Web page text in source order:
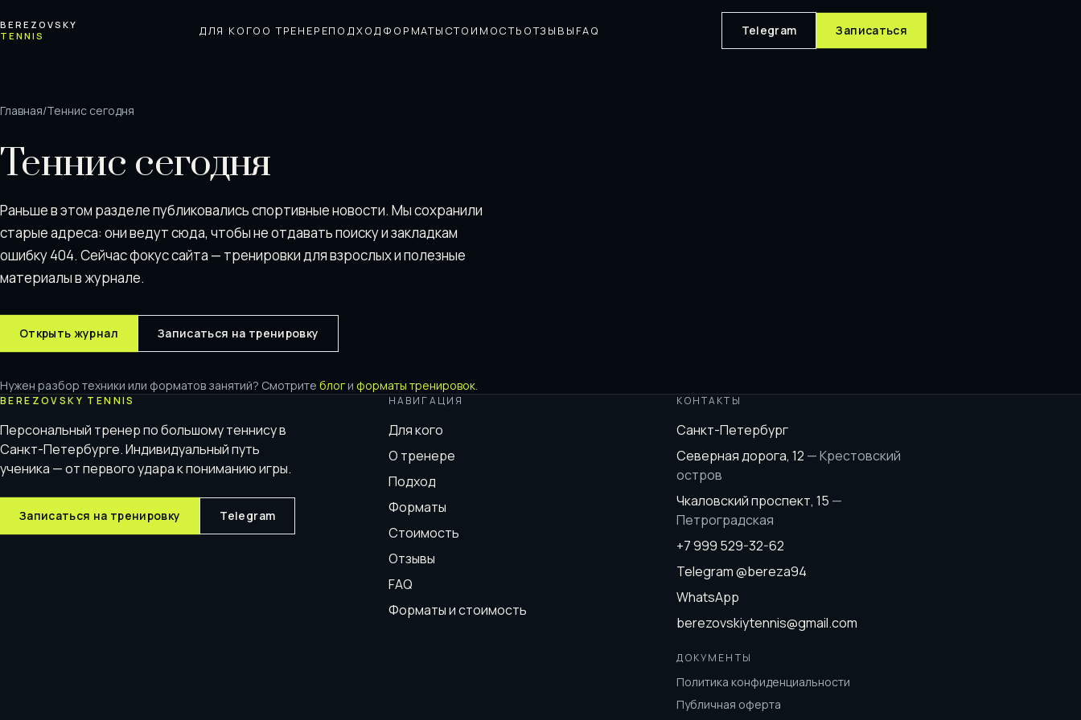
BEREZOVSKY
TENNIS
ДЛЯ КОГО О ТРЕНЕРЕПОДХОД ФОРМАТЫ СТОИМОСТЬ ОТЗЫВЫ FAQ Telegram Записаться
Главная/Теннис сегодня
Теннис сегодня
Раньше в этом разделе публиковались спортивные новости. Мы сохранили
старые адреса: они ведут сюда, чтобы не отдавать поискy и закладкам
ошибку 404. Сейчас фокус сайта — тренировки для взрослых и полезные
материалы в журнале.
Открыть журнал Записаться на тренировку
Нужен разбор техники или форматов занятий? Смотрите блог и форматы тренировок.
BEREZOVSKY TENNIS
Персональный тренер по большому теннису в
Санкт-Петербурге. Индивидуальный путь
ученика — от первого удара к пониманию игры.
Записаться на тренировку Telegram
НАВИГАЦИЯ
Для кого
О тренере
Подход
Форматы
Стоимость
Отзывы
FAQ
Форматы и стоимость
КОНТАКТЫ
Санкт-Петербург
Северная дорога, 12 —Крестовский
остров
Чкаловский проспект, 15 —
Петроградская
+7 999 529-32-62
Telegram@bereza94
WhatsApp
berezovskiytennis@gmail.com
ДОКУМЕНТЫ
Политика конфиденциальности
Публичная оферта